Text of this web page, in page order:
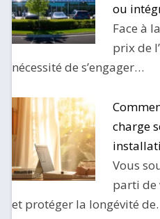
ou
Face à
prix de
nécessité de s’engager…
charge
Vous
parti de
et protéger la longévité